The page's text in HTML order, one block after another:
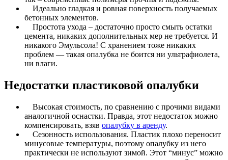
Идеально гладкая и ровная поверхность получаемых
бетонных элементов.
Простота ухода – достаточно просто смыть остатки
цемента, никаких дополнительных мер не требуется. И
никакого Эмульсола! С хранением тоже никаких
проблем — такая опалубка не боится ни ультрафиолета,
ни влаги.
Недостатки пластиковой опалубки
Высокая стоимость, по сравнению с прочими видами
аналогичной оснастки. Правда, этот недостаток можно
компенсировать, взяв опалубку в аренду.
Сезонность использования. Пластик плохо переносит
минусовые температуры, поэтому опалубку из него
практически не используют зимой. Этот “минус” можно